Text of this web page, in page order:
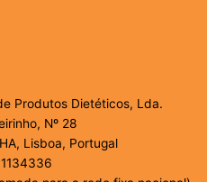
Produtos Dietéticos, Lda.
Nº 28
Lisboa, Portugal